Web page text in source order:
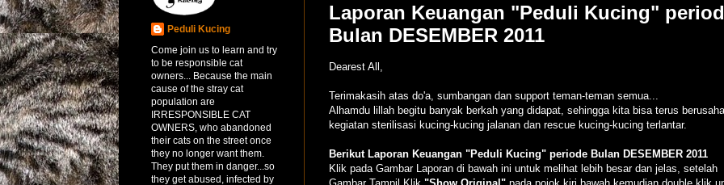
Laporan Keuangan "Peduli Kucing"
Bulan DESEMBER 2011
Dearest All,
Terimakasih atas do'a, sumbangan dan support teman-teman semua...
Alhamdu lillah begitu banyak berkah yang didapat, sehingga kita bisa terus
kegiatan sterilisasi kucing-kucing jalanan dan rescue kucing-kucing terlantar.
Berikut Laporan Keuangan "Peduli Kucing" periode Bulan DESEMBER 2011
Klik pada Gambar Laporan di bawah ini untuk melihat lebih besar dan jelas, setelah
Peduli Kucing
Come join us to learn and try
to be responsible cat
owners... Because the main
cause of the stray cat
population are
IRRESPONSIBLE CAT
OWNERS, who abandoned
their cats on the street once
they no longer want them.
They put them in danger...so
they get abused, infected by